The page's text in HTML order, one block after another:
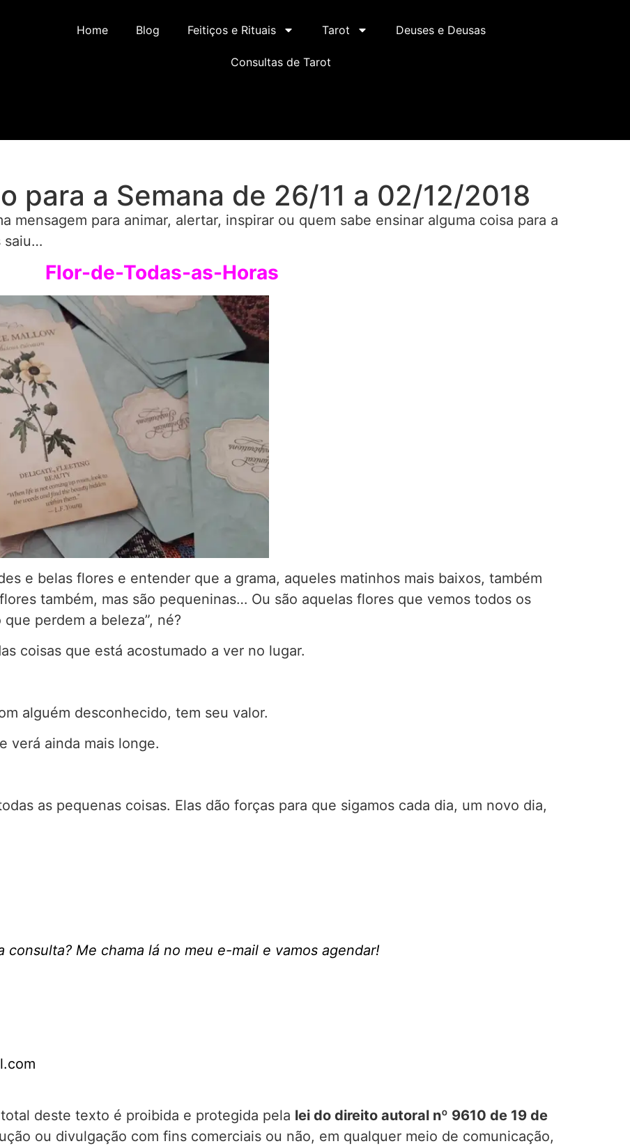
Home Blog Feitiços e Rituais Tarot Deuses e Deusas
Consultas de Tarot
para a Semana de 26/11 a 02/12/2018
mensagem para animar, alertar, inspirar ou quem sabe ensinar alguma coisa para a
saiu…
Flor-de-Todas-as-Horas
e belas flores e entender que a grama, aqueles matinhos mais baixos, também
também, mas são pequeninas… Ou são aquelas flores que vemos todos os
perdem a beleza”, né?
coisas que está acostumado a ver no lugar.
alguém desconhecido, tem seu valor.
verá ainda mais longe.
as pequenas coisas. Elas dão forças para que sigamos cada dia, um novo dia,
consulta? Me chama lá no meu e-mail e vamos agendar!
deste texto é proibida e protegida pela lei do direito autoral nº 9610 de 19 de
ou divulgação com fins comerciais ou não, em qualquer meio de comunicação,